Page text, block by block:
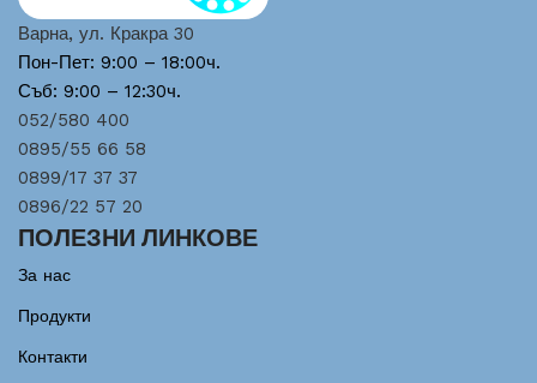
Варна, ул. Кракра 30
Пон-Пет: 9:00 – 18:00ч.
Съб: 9:00 – 12:30ч.
052/580 400
0895/55 66 58
0899/17 37 37
0896/22 57 20
ПОЛЕЗНИ ЛИНКОВЕ
За нас
Продукти
Контакти